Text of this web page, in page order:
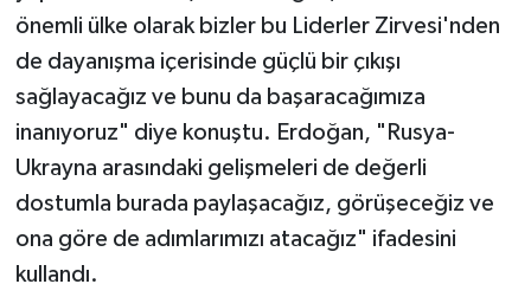
önemli ülke olarak bizler bu Liderler Zirvesi'nden
de dayanışma içerisinde güçlü bir çıkışı
sağlayacağız ve bunu da başaracağımıza
inanıyoruz" diye konuştu. Erdoğan, "Rusya-
Ukrayna arasındaki gelişmeleri de değerli
dostumla burada paylaşacağız, görüşeceğiz ve
ona göre de adımlarımızı atacağız" ifadesini
kullandı.